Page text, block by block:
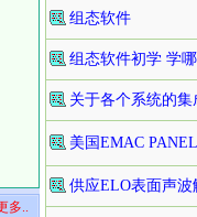
多..
组态软件
组态软件初学 学哪
关于各个系统的集
美国EMAC
供应ELO表面声波